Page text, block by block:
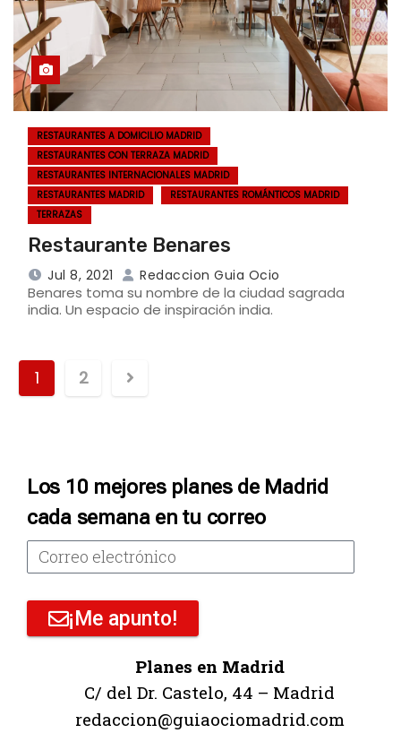
RESTAURANTES A DOMICILIO MADRID
RESTAURANTES CON TERRAZA MADRID
RESTAURANTES INTERNACIONALES MADRID
RESTAURANTES MADRID
RESTAURANTES ROMÁNTICOS MADRID
TERRAZAS
Restaurante Benares
Jul 8, 2021 Redaccion Guia Ocio
Benares toma su nombre de la ciudad sagrada
india. Un espacio de inspiración india.
1 2
Los 10 mejores planes de Madrid
cada semana en tu correo
¡Me apunto!
Planes en Madrid
C/ del Dr. Castelo, 44 – Madrid
redaccion@guiaociomadrid.com